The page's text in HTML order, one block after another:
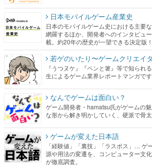
日本モバイルゲーム産業史
日本のモバイルゲーム史における主要
網羅するほか、開発者へのインタビュ
載。約20年の歴史が一望できる決定版！
若ゲのいたり〜ゲームクリエイ
『うつヌケ』『ペンと箸』等で知られ
生によるゲーム業界レポートマンガです
なんでゲームは面白い？
ゲーム開発者・hamatsu氏がゲームの
な形から解き明かしていく、硬派で骨太
ゲームが変えた日本語
「経験値」「裏技」「ラスボス」… ゲ
源や用法の変遷を、コンピューター文
が徹底調査。